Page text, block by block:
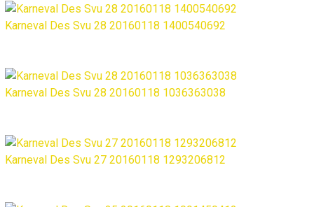
Karneval Des Svu 28 20160118 1400540692
Karneval Des Svu 28 20160118 1036363038
Karneval Des Svu 27 20160118 1293206812